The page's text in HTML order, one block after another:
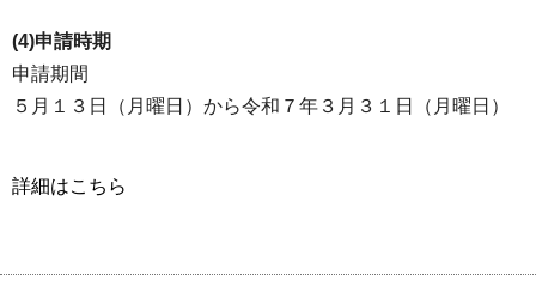
(4)申請時期
申請期間
５月１３日（月曜日）から令和７年３月３１日（月曜日）
詳細はこちら